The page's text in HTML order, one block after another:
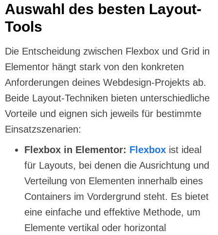
Auswahl des besten Layout-
Tools
Die Entscheidung zwischen Flexbox und Grid in
Elementor hängt stark von den konkreten
Anforderungen deines Webdesign-Projekts ab.
Beide Layout-Techniken bieten unterschiedliche
Vorteile und eignen sich jeweils für bestimmte
Einsatzszenarien:
Flexbox in Elementor: Flexbox ist ideal
für Layouts, bei denen die Ausrichtung und
Verteilung von Elementen innerhalb eines
Containers im Vordergrund steht. Es bietet
eine einfache und effektive Methode, um
Elemente vertikal oder horizontal